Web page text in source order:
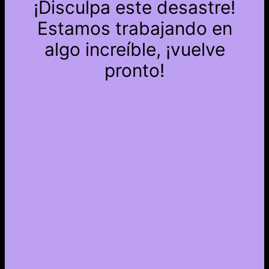
¡Disculpa este desastre!
Estamos trabajando en
algo increíble, ¡vuelve
pronto!